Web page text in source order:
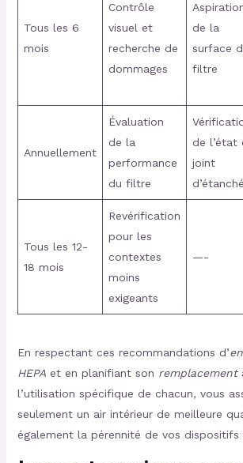
Tous les 6
mois
Contrôle
visuel et
recherche de
dommages
de la
surface
filtre
Annuellement
Évaluation
de la
performance
du filtre
de l’état
joint
Tous les 12-
18 mois
Revérification
pour les
contextes
moins
exigeants
—-
En respectant ces recommandations d’
HEPAet en planifiant son remplacement
l’utilisation spécifique de chacun, vous
seulement un air intérieur de meilleure
également la pérennité de vos